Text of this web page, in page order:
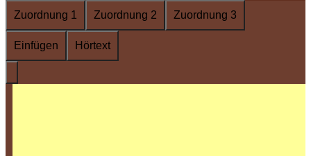
Zuordnung 1
Zuordnung 2 Zuordnung 3
Einfügen Hörtext